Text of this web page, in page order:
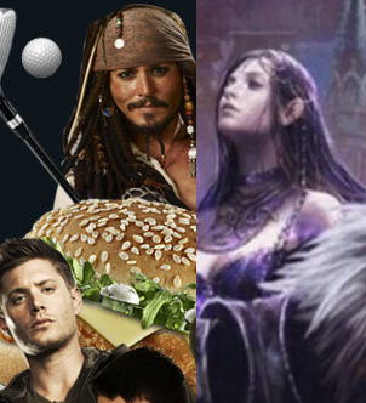
v
i
n
h
o
.